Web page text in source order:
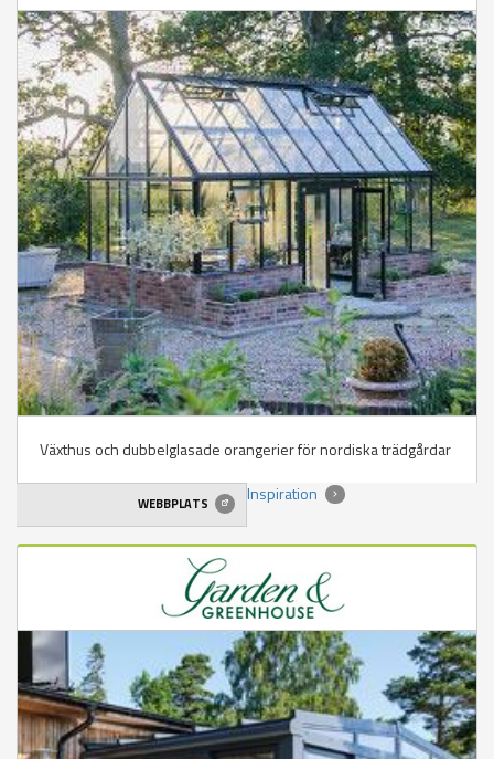
Växthus och dubbelglasade orangerier för nordiska trädgårdar
Inspiration
WEBBPLATS